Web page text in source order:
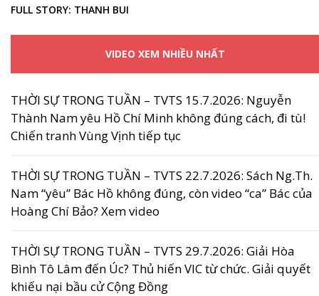
FULL STORY: THANH BUI
VIDEO XEM NHIỀU NHẤT
THỜI SỰ TRONG TUẦN – TVTS 15.7.2026: Nguyễn
Thành Nam yêu Hồ Chí Minh không đúng cách, đi tù!
Chiến tranh Vùng Vịnh tiếp tục
THỜI SỰ TRONG TUẦN – TVTS 22.7.2026: Sách Ng.Th.
Nam “yêu” Bác Hồ không đúng, còn video “ca” Bác của
Hoàng Chí Bảo? Xem video
THỜI SỰ TRONG TUẦN – TVTS 29.7.2026: Giải Hòa
Bình Tô Lâm đến Úc? Thủ hiến VIC từ chức. Giải quyết
khiếu nại bầu cử Cộng Đồng